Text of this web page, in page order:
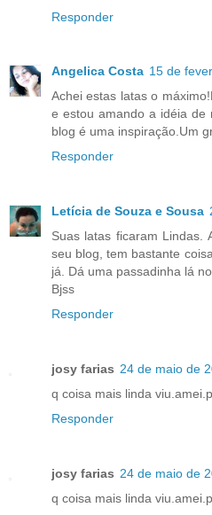
Responder
Angelica Costa 15 de
Achei estas latas o
e estou amando a idéia de
blog é uma inspiração.Um
Responder
Letícia de Souza e Sousa
Suas latas ficaram Lindas.
seu blog, tem bastante
já. Dá uma passadinha lá
Bjss
Responder
josy farias 24 de maio de
q coisa mais linda
Responder
josy farias 24 de maio de
q coisa mais linda